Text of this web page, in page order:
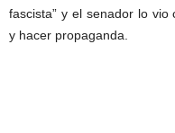
fascista” y el senador lo
y hacer propaganda.